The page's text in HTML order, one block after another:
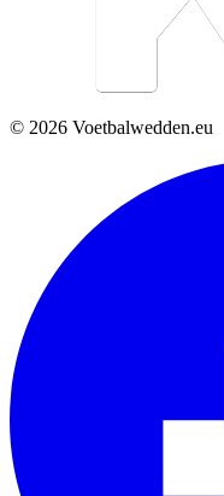
© 2026 Voetbalwedden.eu